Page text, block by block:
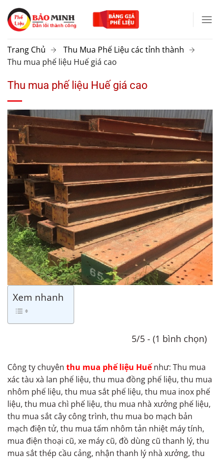
Chuyển
đến
nội
Trang Chủ
Thu Mua Phế Liệu các tỉnh thành
Thu mua phế liệu Huế giá cao
Thu mua phế liệu Huế giá cao
Xem nhanh
5/5 - (1 bình chọn)
Công ty chuyên thu mua phế liệu Huếnhư: Thu mua
xác tàu xà lan phế liệu, thu mua đồng phế liệu, thu mua
nhôm phế liệu, thu mua sắt phế liệu, thu mua inox phế
liệu, thu mua chì phế liệu, thu mua nhà xưởng phế liệu,
thu mua sắt cây công trình, thu mua bo mạch bản
mạch điện tử, thu mua tấm nhôm tản nhiệt máy tính,
mua điện thoại cũ, xe máy cũ, đồ dùng cũ thanh lý, thu
mua sắt thép cầu cảng, nhận thanh lý nhà xưởng, thu